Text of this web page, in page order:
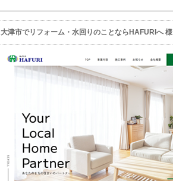
大津市でリフォーム・水回りのことならHAFURIへ 様